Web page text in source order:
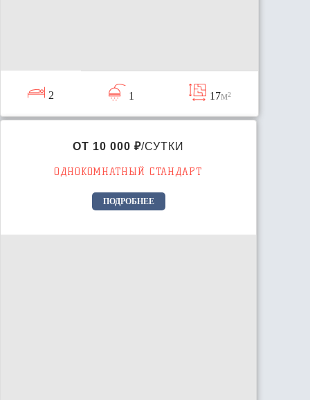
2 1 17м²
ОТ 10 000 ₽/СУТКИ
ОДНОКОМНАТНЫЙ СТАНДАРТ
ПОДРОБНЕЕ